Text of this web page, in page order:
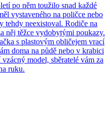
po něm toužilo snad každé
vystaveného na poličce nebo
tehdy neexistoval. Rodiče na
něj těžce vydobytými poukazy.
s plastovým obličejem vrací
doma na půdě nebo v krabici
model, sběratelé vám za
ruku.